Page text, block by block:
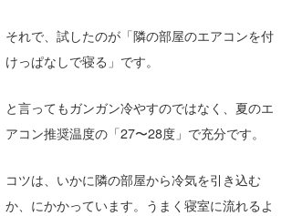
それで、試したのが「隣の部屋のエアコンを付
けっぱなしで寝る」です。
と言ってもガンガン冷やすのではなく、夏のエ
アコン推奨温度の「27〜28度」で充分です。
コツは、いかに隣の部屋から冷気を引き込む
か、にかかっています。うまく寝室に流れるよ
まっきー
小川予報士
上條将美